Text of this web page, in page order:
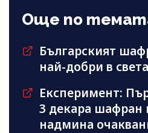
Още по
Българският
най-добри в света
Експеримент:
3 декара шафран
надмина